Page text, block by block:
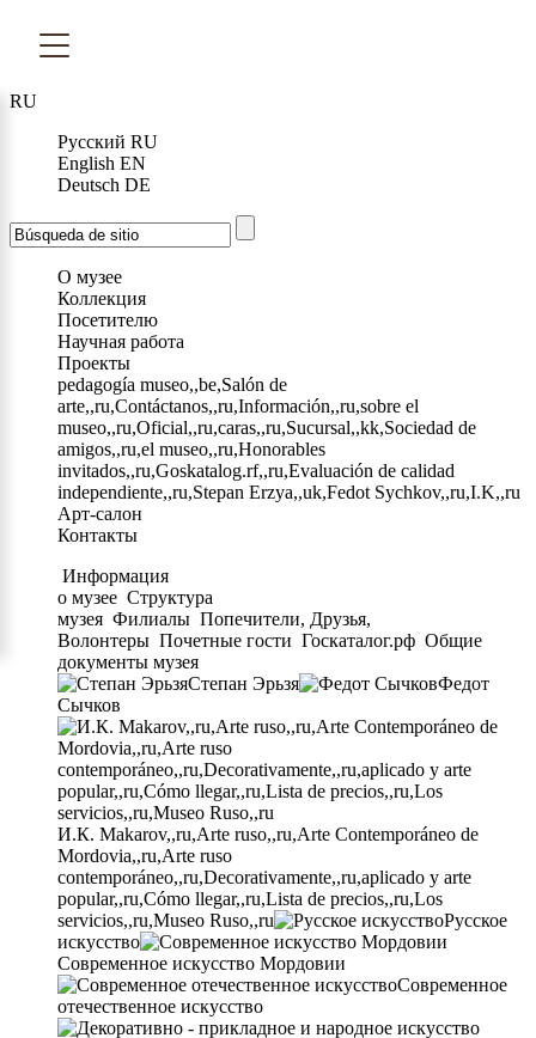
RU
Русский RU
English EN
Deutsch DE
О музее
Коллекция
Посетителю
Научная работа
Проекты
pedagogía museo,,be,Salón de
arte,,ru,Contáctanos,,ru,Información,,ru,sobre el
museo,,ru,Oficial,,ru,caras,,ru,Sucursal,,kk,Sociedad de
amigos,,ru,el museo,,ru,Honorables
invitados,,ru,Goskatalog.rf,,ru,Evaluación de calidad
independiente,,ru,Stepan Erzya,,uk,Fedot Sychkov,,ru,I.K,,ru
Арт-салон
Контакты
Информация
о музее Структура
музея Филиалы Попечители, Друзья,
Волонтеры Почетные гости Госкаталог.рф Общие
документы музея
Степан Эрьзя
Федот
Сычков
И.К. Makarov,,ru,Arte ruso,,ru,Arte Contemporáneo de
Mordovia,,ru,Arte ruso
contemporáneo,,ru,Decorativamente,,ru,aplicado y arte
popular,,ru,Cómo llegar,,ru,Lista de precios,,ru,Los
servicios,,ru,Museo Ruso,,ru
Русское
искусство
Современное искусство Мордовии
Современное
отечественное искусство